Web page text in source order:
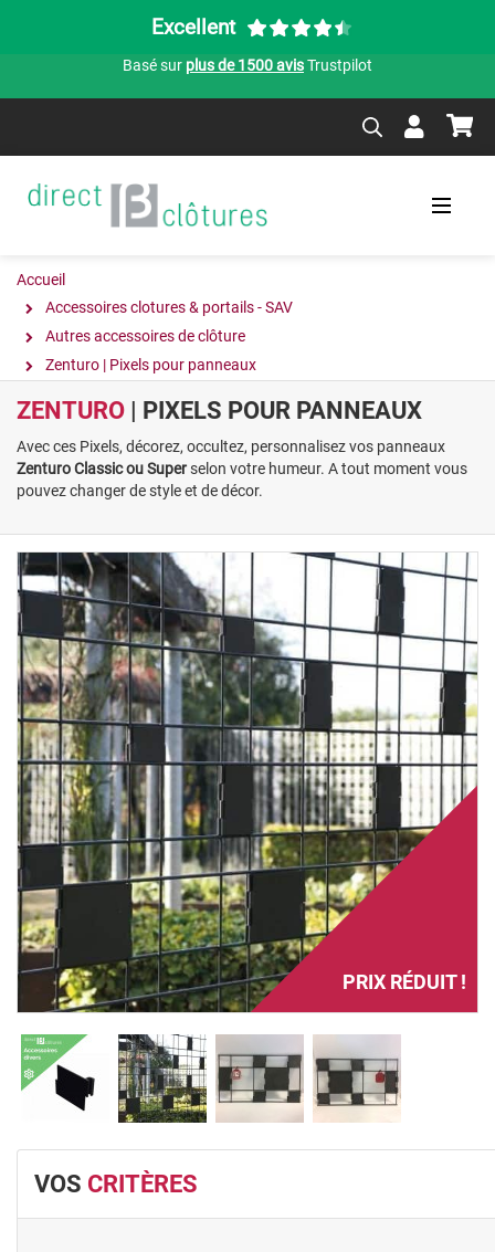
Excellent
Basé sur plus de 1500 avisTrustpilot
Accueil
Accessoires clotures & portails - SAV
Autres accessoires de clôture
Zenturo | Pixels pour panneaux
ZENTURO | PIXELS POUR PANNEAUX
Avec ces Pixels, décorez, occultez, personnalisez vos panneaux
Zenturo Classic ou Superselon votre humeur. A tout moment vous
pouvez changer de style et de décor.
PRIX RÉDUIT !
VOS CRITÈRES